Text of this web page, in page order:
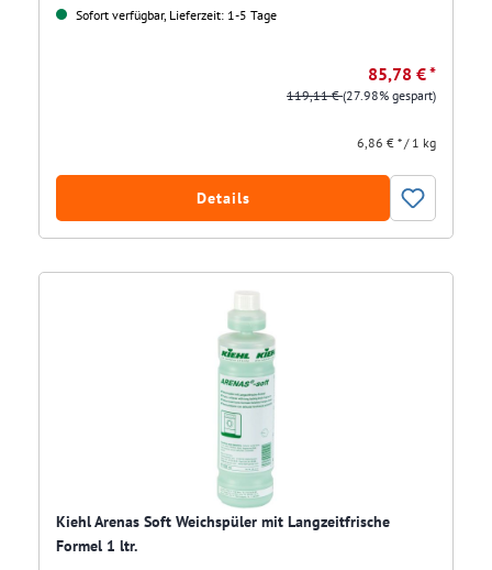
Sofort verfügbar, Lieferzeit: 1-5 Tage
85,78 € *
119,11 €(27.98% gespart)
6,86 € * / 1 kg
Details
Kiehl Arenas Soft Weichspüler mit Langzeitfrische
Formel 1 ltr.